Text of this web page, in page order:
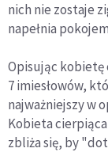
nich nie zostaje
napełnia
Opisując
7 imiesłowów,
najważniejszy w
Kobieta
zbliża się, by